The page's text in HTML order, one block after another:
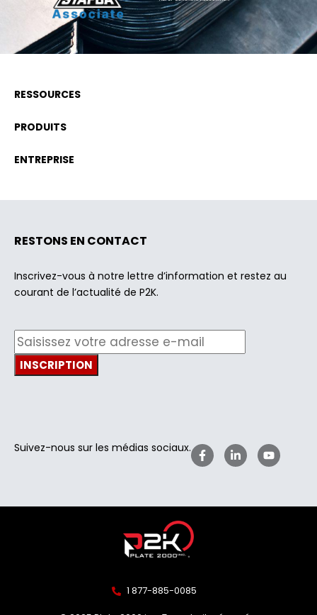
RESSOURCES
PRODUITS
ENTREPRISE
RESTONS EN CONTACT
Inscrivez-vous à notre lettre d’information et restez au
courant de l’actualité de P2K.
Suivez-nous sur les médias sociaux.
1 877-885-0085